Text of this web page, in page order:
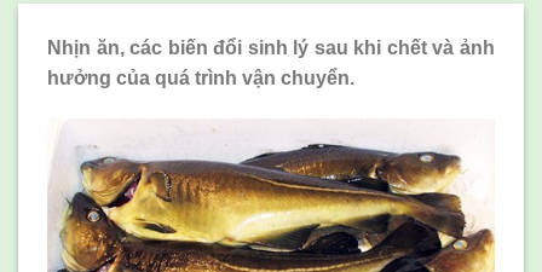
Nhịn ăn, các biến đổi sinh lý sau khi chết và ảnh
hưởng của quá trình vận chuyển.